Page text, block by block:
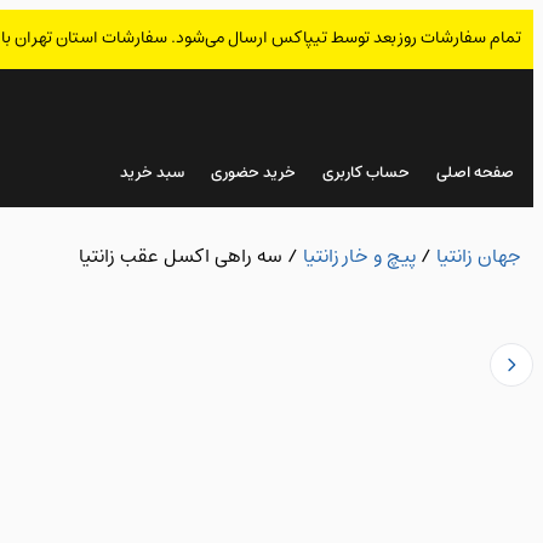
تمام سفارشات روز بعد توسط تیپاکس ارسال می‌شود. سفارشات استان تهران
صفحه اصلی حساب کاربری خرید حضوری سبد خرید
جهان زانتیا /پیچ و خار زانتیا / سه راهی اکسل عقب زانتیا